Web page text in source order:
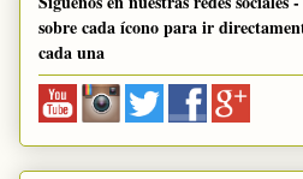
sobre cada ícono para ir
cada una